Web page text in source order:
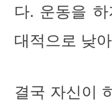
다. 운동을
대적으로 낮
결국 자신이